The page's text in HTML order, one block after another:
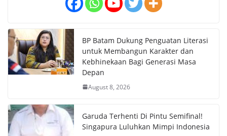
BP Batam Dukung Penguatan Literasi
untuk Membangun Karakter dan
Kebhinekaan Bagi Generasi Masa
Depan
August 8, 2026
Garuda Terhenti Di Pintu Semifinal!
Singapura Luluhkan Mimpi Indonesia